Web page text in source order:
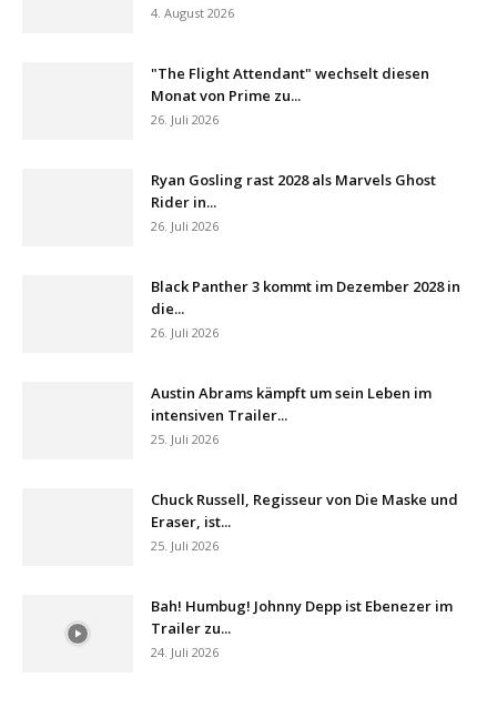
4. August 2026
"The Flight Attendant" wechselt diesen
Monat von Prime zu...
26. Juli 2026
Ryan Gosling rast 2028 als Marvels Ghost
Rider in...
26. Juli 2026
Black Panther 3 kommt im Dezember 2028 in
die...
26. Juli 2026
Austin Abrams kämpft um sein Leben im
intensiven Trailer...
25. Juli 2026
Chuck Russell, Regisseur von Die Maske und
Eraser, ist...
25. Juli 2026
Bah! Humbug! Johnny Depp ist Ebenezer im
Trailer zu...
24. Juli 2026